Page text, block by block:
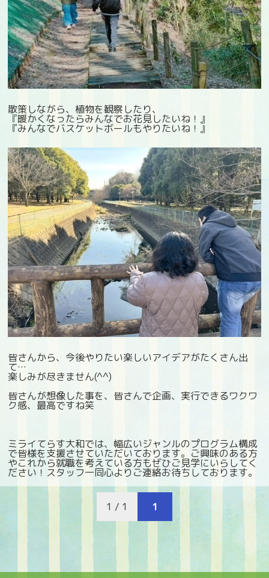
散策しながら、植物を観察したり、
『暖かくなったらみんなでお花見したいね！』
『みんなでバスケットボールもやりたいね！』
皆さんから、今後やりたい楽しいアイデアがたくさん出
て…
楽しみが尽きません(^^)
皆さんが想像した事を、皆さんで企画、実行できるワクワ
ク感、最高ですね笑
ミライてらす大和では、幅広いジャンルのプログラム構成
で皆様を支援させていただいております。ご興味のある方
やこれから就職を考えている方もぜひご見学にいらしてく
ださい！スタッフ一同心よりご連絡お待ちしております。
1 / 1 1